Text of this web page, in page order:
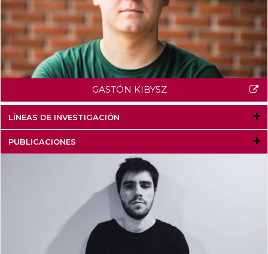
GASTÓN KIBYSZ
LÍNEAS DE INVESTIGACIÓN
PUBLICACIONES